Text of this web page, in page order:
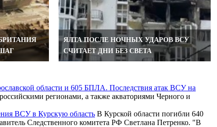
ЯЛТА ПОСЛЕ НОЧНЫХ УДАРОВ ВСУ
СЧИТАЕТ ДНИ БЕЗ СВЕТА
области и 605 БПЛА. Последствия атак ВСУ на
регионами, а также акваториями Черного и
ВСУ в Курскую область В Курской области погибли 640
Следственного комитета РФ Светлана Петренко. "В